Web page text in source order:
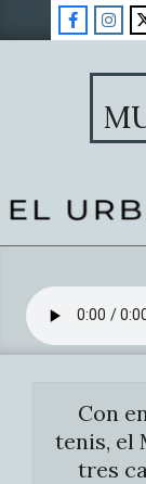
to
Navigation
Menu
Con
tenis, el
tres